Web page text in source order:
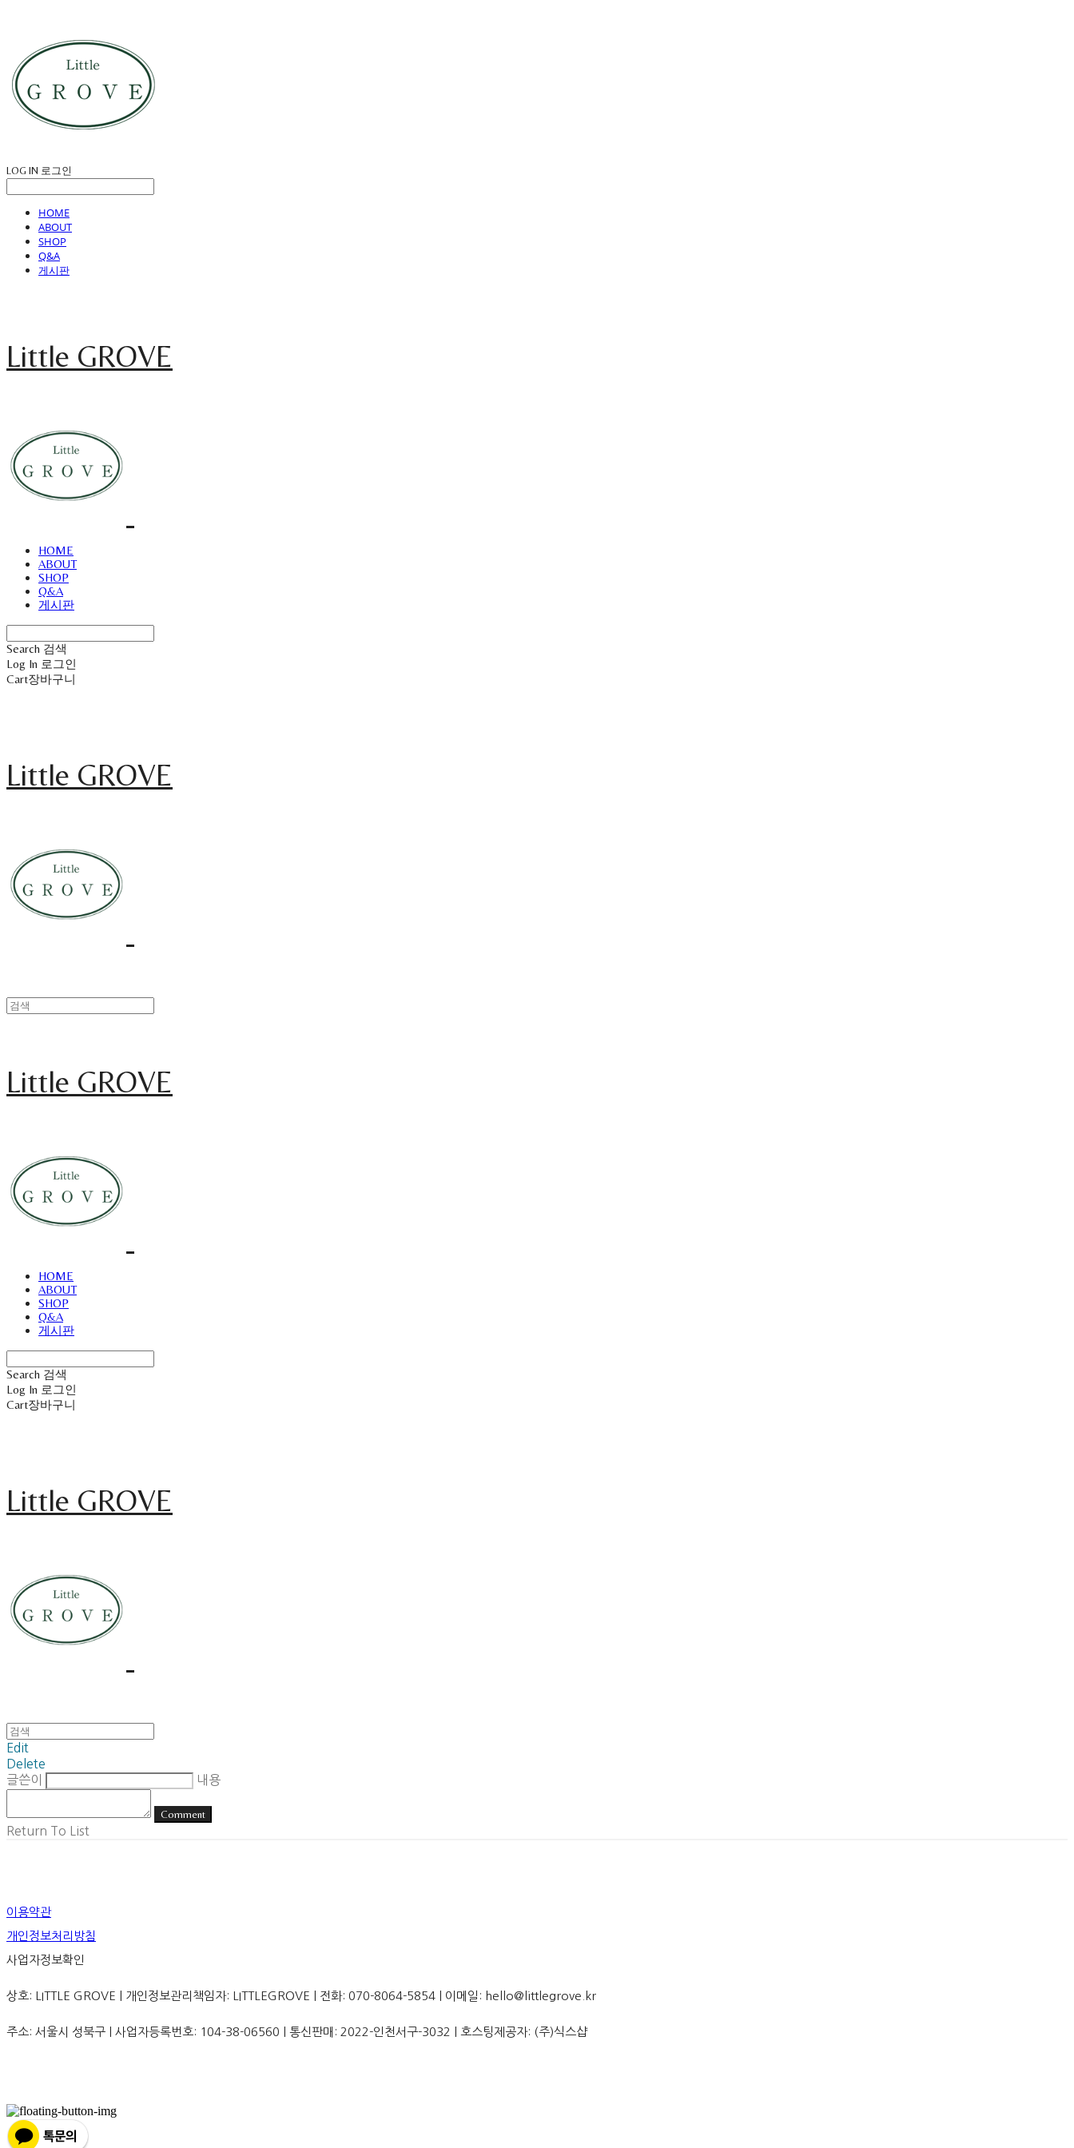
LOG IN 로그인
HOME
ABOUT
SHOP
Q&A
게시판
Little GROVE
HOME
ABOUT
SHOP
Q&A
게시판
Search 검색
Log In 로그인
Cart장바구니
Little GROVE
Little GROVE
HOME
ABOUT
SHOP
Q&A
게시판
Search 검색
Log In 로그인
Cart장바구니
Little GROVE
Edit
Delete
글쓴이
내용
Comment
Return To List
이용약관
개인정보처리방침
사업자정보확인
상호: LITTLE GROVE | 개인정보관리책임자: LITTLEGROVE | 전화: 070-8064-5854 | 이메일: hello@littlegrove.kr
주소: 서울시 성북구 | 사업자등록번호: 104-38-06560 | 통신판매: 2022-인천서구-3032 | 호스팅제공자: (주)식스샵